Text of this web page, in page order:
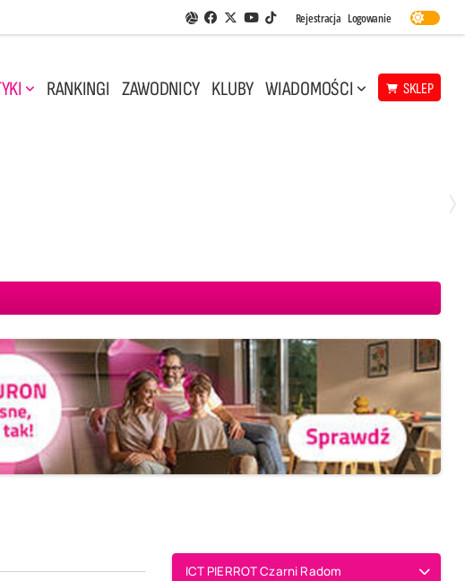
Aplikacja Siatkarskie Ligi
Facebook
Twitter
Youtube
TikTok
Rejestracja Logowanie
RANKINGI ZAWODNICY KLUBY WIADOMOŚCI SKLEP
ICT PIERROT Czarni Radom